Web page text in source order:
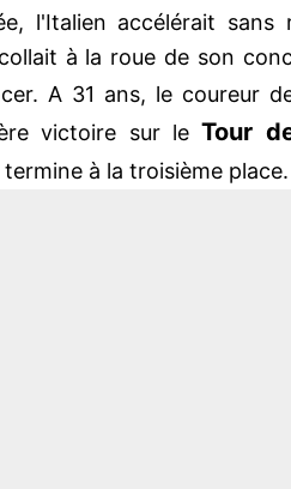
l'Italien accélérait sans
à la roue de son
A 31 ans, le coureur
victoire sur leTour
termine à la troisième place.